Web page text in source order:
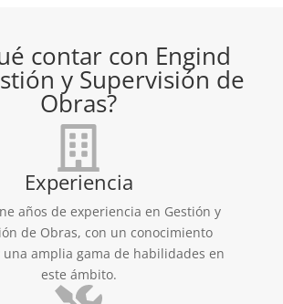
contar con Engind
y Supervisión de
Obras?
Experiencia
años de experiencia en Gestión y
de Obras, con un conocimiento
amplia gama de habilidades en
este ámbito.